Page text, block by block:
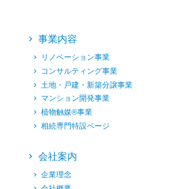
事業内容
リノベーション事業
コンサルティング事業
土地・戸建・新築分譲事業
マンション開発事業
植物触媒®︎事業
相続専門特設ページ
会社案内
企業理念